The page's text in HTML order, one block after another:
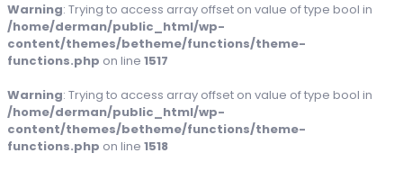
Warning: Trying to access array offset on value of type bool in
/home/derman/public_html/wp-
content/themes/betheme/functions/theme-
functions.php on line 1517
Warning: Trying to access array offset on value of type bool in
/home/derman/public_html/wp-
content/themes/betheme/functions/theme-
functions.php on line 1518